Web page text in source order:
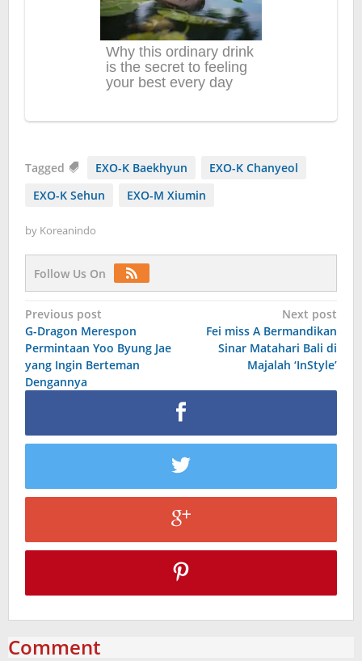
Tagged EXO-K Baekhyun
EXO-K Chanyeol
EXO-K Sehun
EXO-M Xiumin
by Koreanindo
Follow Us On
Post
navigation
Previous post
G-Dragon Merespon
Permintaan Yoo Byung Jae
yang Ingin Berteman
Dengannya
Next post
Fei miss A Bermandikan
Sinar Matahari Bali di
Majalah ‘InStyle’
Comment